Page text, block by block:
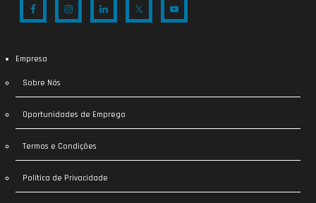
Empresa
Sobre Nós
Oportunidades de Emprego
Termos e Condições
Política de Privacidade